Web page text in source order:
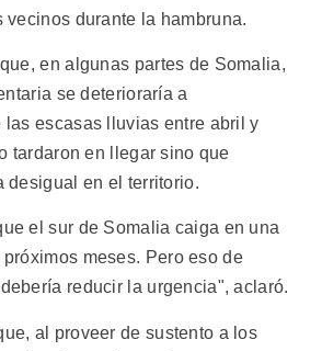
vecinos durante la hambruna.
en algunas partes de Somalia,
se deterioraría a
las escasas lluvias entre abril y
tardaron en llegar sino que
desigual en el territorio.
el sur de Somalia caiga en una
meses. Pero eso de
reducir la urgencia", aclaró.
al proveer de sustento a los